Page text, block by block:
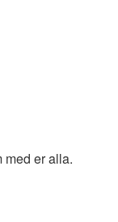
med er alla.